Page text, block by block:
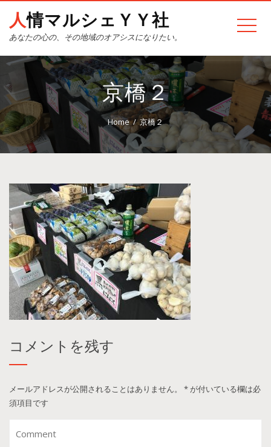
人情マルシェＹＹ社
あなたの心の、その地域のオアシスになりたい。
京橋２
Home 京橋２
コメントを残す
メールアドレスが公開されることはありません。 * が付いている欄は必
須項目です